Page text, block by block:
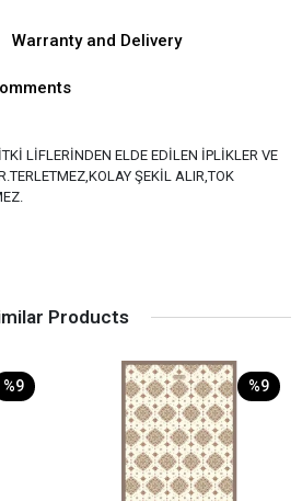
Warranty and Delivery
LİFLERİNDEN ELDE EDİLEN İPLİKLER VE
ŞEKİL ALIR,TOK
Products
%9 %9